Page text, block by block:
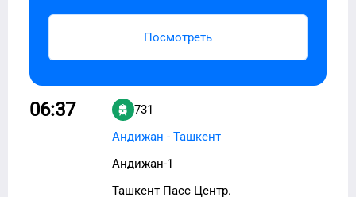
Посмотреть
06:37
731
Андижан - Ташкент
Андижан-1
Ташкент Пасс Центр.